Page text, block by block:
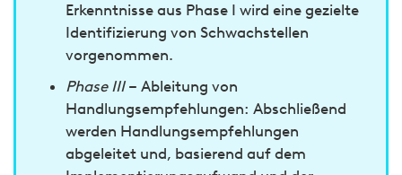
Erkenntnisse aus Phase I wird eine gezielte
Identifizierung von Schwachstellen
vorgenommen.
Phase III– Ableitung von
Handlungsempfehlungen: Abschließend
werden Handlungsempfehlungen
abgeleitet und, basierend auf dem